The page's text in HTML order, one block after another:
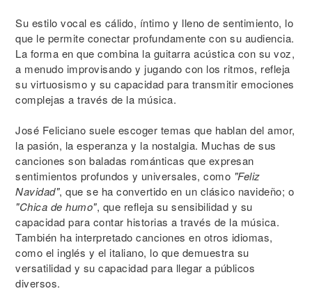
Su estilo vocal es cálido, íntimo y lleno de sentimiento, lo
que le permite conectar profundamente con su audiencia.
La forma en que combina la guitarra acústica con su voz,
a menudo improvisando y jugando con los ritmos, refleja
su virtuosismo y su capacidad para transmitir emociones
complejas a través de la música.
José Feliciano suele escoger temas que hablan del amor,
la pasión, la esperanza y la nostalgia. Muchas de sus
canciones son baladas románticas que expresan
sentimientos profundos y universales, como "Feliz
Navidad", que se ha convertido en un clásico navideño; o
"Chica de humo", que refleja su sensibilidad y su
capacidad para contar historias a través de la música.
También ha interpretado canciones en otros idiomas,
como el inglés y el italiano, lo que demuestra su
versatilidad y su capacidad para llegar a públicos
diversos.